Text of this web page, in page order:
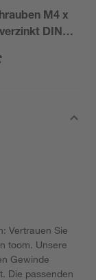
M4 x
DIN
Vertrauen Sie
toom. Unsere
Gewinde
Die passenden